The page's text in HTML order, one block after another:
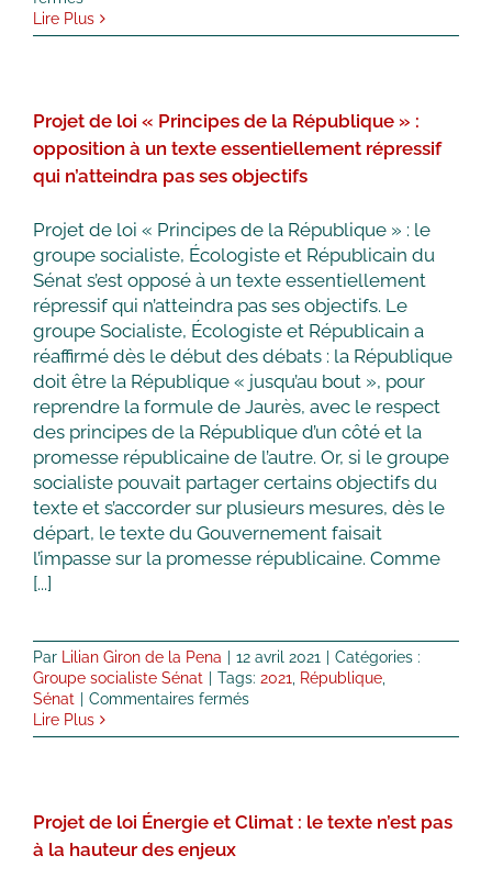
Études
de
sénatrices
et
socialistes
le
Gouvernement
la
situation
des
étudiants
en
première
année
suite
à
la
réforme
«
Buzyn
»
Lire Plus
Projet de loi « Principes de la République » :
opposition à un texte essentiellement répressif
qui n’atteindra pas ses objectifs
Projet de loi « Principes de la République » : le
groupe socialiste, Écologiste et Républicain du
Sénat s’est opposé à un texte essentiellement
répressif qui n’atteindra pas ses objectifs. Le
groupe Socialiste, Écologiste et Républicain a
réaffirmé dès le début des débats : la République
doit être la République « jusqu’au bout », pour
reprendre la formule de Jaurès, avec le respect
des principes de la République d’un côté et la
promesse républicaine de l’autre. Or, si le groupe
socialiste pouvait partager certains objectifs du
texte et s’accorder sur plusieurs mesures, dès le
départ, le texte du Gouvernement faisait
l’impasse sur la promesse républicaine. Comme
[...]
Par Lilian Giron de la Pena 12 avril 2021
Catégories :
Groupe socialiste Sénat
Tags: 2021, République,
Sénat
Commentaires ferméssur
de
la
Lire Plus
Projet de loi Énergie et Climat : le texte n’est pas
à la hauteur des enjeux